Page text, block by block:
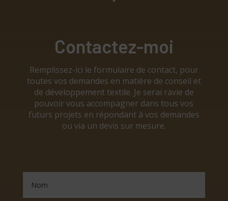
Contactez-moi
Remplissez-ici le formulaire de contact, pour
toutes vos demandes en matière de conseil et
de développement textile. Je serai ravie de
pouvoir vous accompagner dans tous vos
futurs projets en répondant à vos demandes
ou via un devis sur mesure.